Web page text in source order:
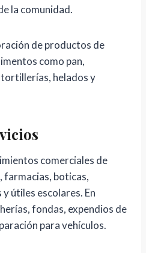
la comunidad.
de productos de
como pan,
helados y
comerciales de
farmacias, boticas,
útiles escolares. En
fondas, expendios de
para vehículos.